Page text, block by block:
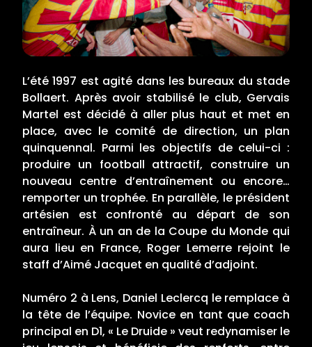
L’été 1997 est agité dans les bureaux du stade
Bollaert. Après avoir stabilisé le club, Gervais
Martel est décidé à aller plus haut et met en
place, avec le comité de direction, un plan
quinquennal. Parmi les objectifs de celui-ci :
produire un football attractif, construire un
nouveau centre d’entraînement ou encore…
remporter un trophée. En parallèle, le président
artésien est confronté au départ de son
entraîneur. À un an de la Coupe du Monde qui
aura lieu en France, Roger Lemerre rejoint le
staff d’Aimé Jacquet en qualité d’adjoint.
Numéro 2 à Lens, Daniel Leclercq le remplace à
la tête de l’équipe. Novice en tant que coach
principal en D1, « Le Druide » veut redynamiser le